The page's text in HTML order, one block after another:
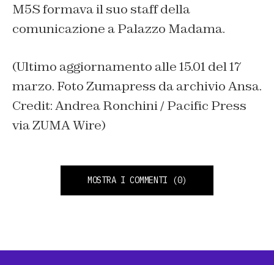
M5S formava il suo staff della
comunicazione a Palazzo Madama.
(Ultimo aggiornamento alle 15.01 del 17
marzo. Foto Zumapress da archivio Ansa.
Credit: Andrea Ronchini / Pacific Press
via ZUMA Wire)
MOSTRA I COMMENTI (0)